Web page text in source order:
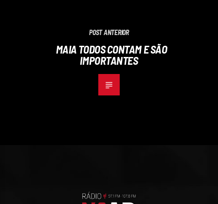
POST ANTERIOR
MAIA TODOS CONTAM E SÃO
IMPORTANTES